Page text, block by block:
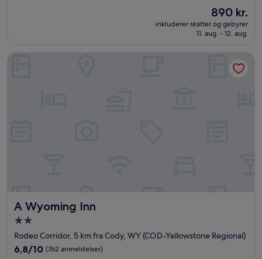
anmeldelser)
Prisen
er
890 kr.
890 kr.
inkluderer skatter og gebyrer
11. aug. - 12. aug.
A Wyoming Inn
A Wyoming Inn
2.0-
stjernet
overnatningssted
Rodeo Corridor, 5 km fra Cody, WY (COD-Yellowstone Regional)
6.8
6,8/10 (762 anmeldelser)